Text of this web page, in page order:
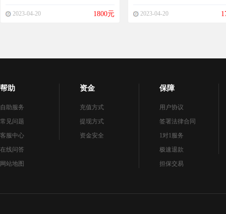
2023-04-20 1800元 2023-04-20
帮助
自助服务
常见问题
客服中心
在线问答
网站地图
资金
充值方式
提现方式
资金安全
保障
用户协议
签署法律合同
1对1服务
极速退款
担保交易